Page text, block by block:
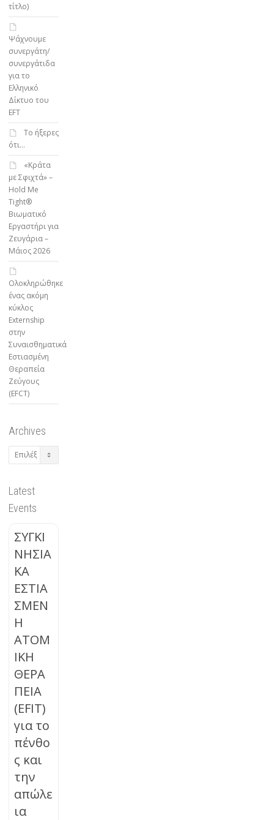
τίτλο)
Ψάχνουμε
συνεργάτη/
συνεργάτιδα
για το
Ελληνικό
Δίκτυο του
EFT
To ήξερες
ότι…
«Κράτα
με Σφιχτά» –
Hold Me
Tight®
Βιωματικό
Εργαστήρι για
Ζευγάρια –
Μάιος 2026
Ολοκληρώθηκε
ένας ακόμη
κύκλος
Externship
στην
Συναισθηματικά
Εστιασμένη
Θεραπεία
Ζεύγους
(EFCT)
Archives
Archives
Latest
Events
ΣΥΓΚΙ
ΝΗΣΙΑ
ΚΑ
ΕΣΤΙΑ
ΣΜΕΝ
Η
ΑΤΟΜ
ΙΚΗ
ΘΕΡΑ
ΠΕΙΑ
(EFIT)
για το
πένθο
ς και
την
απώλε
ια